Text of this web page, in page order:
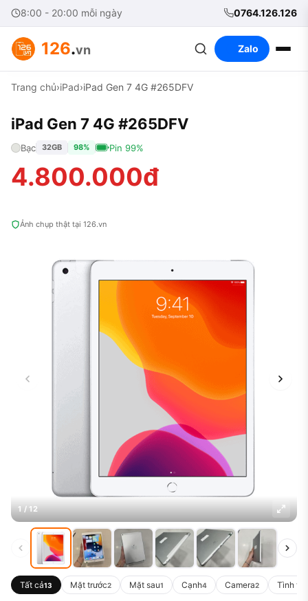
8:00 - 20:00 mỗi ngày 0764.126.126
126.vn Zalo
Trang chủ›iPad›iPad Gen 7 4G #265DFV
Ảnh chụp thật tại 126.vn
1 / 12
Tất cả13 Mặt trước2 Mặt sau1 Cạnh4 Camera2 Tình
iPad Gen 7 4G #265DFV
Bạc 32GB 98% Pin 99%
4.800.000đ